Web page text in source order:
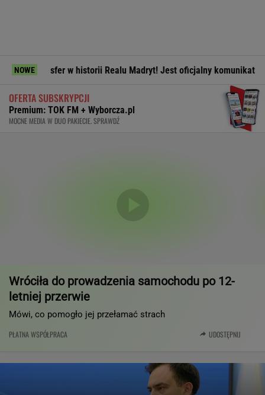
NOWE
w historii Realu Madryt! Jest oficjalny komunikat
OFERTA SUBSKRYPCJI
Premium: TOK FM + Wyborcza.pl
MOCNE MEDIA W DUO PAKIECIE. SPRAWDŹ
Wróciła do prowadzenia samochodu po 12-
letniej przerwie
Mówi, co pomogło jej przełamać strach
PŁATNA WSPÓŁPRACA UDOSTĘPNIJ